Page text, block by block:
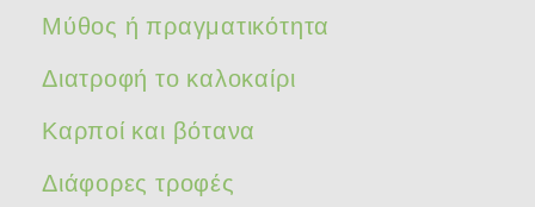
Μύθος ή πραγματικότητα
Διατροφή το καλοκαίρι
Καρποί και βότανα
Διάφορες τροφές